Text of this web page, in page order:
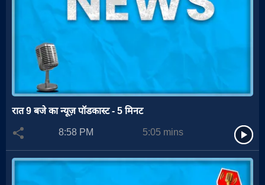
रात 9 बजे का न्यूज़ पॉडकास्ट - 5 मिनट
8:58 PM
5:05 mins